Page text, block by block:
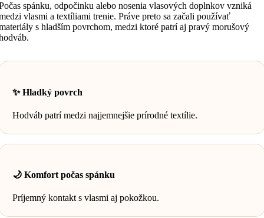
spánku, odpočinku alebo nosenia vlasových doplnkov vzniká
vlasmi a textíliami trenie. Práve preto sa začali používať
s hladším povrchom, medzi ktoré patrí aj pravý morušový
✨ Hladký povrch
Hodváb patrí medzi najjemnejšie prírodné textílie.
🌙 Komfort počas spánku
Príjemný kontakt s vlasmi aj pokožkou.